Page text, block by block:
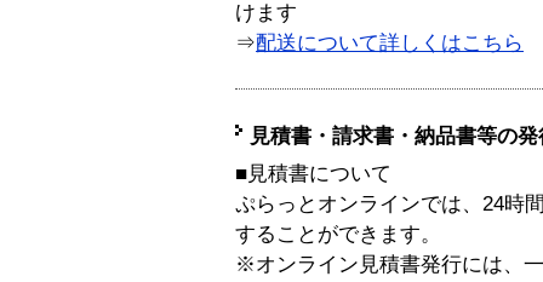
けます
⇒配送について詳しくはこちら
見積書・請求書・納品書等の
■見積書について
ぷらっとオンラインでは、24時
することができます。
※オンライン見積書発行には、